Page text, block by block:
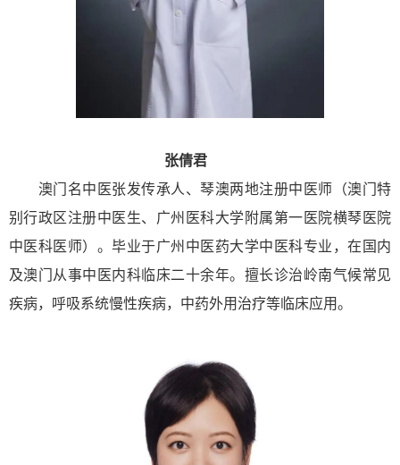
张倩君
澳门名中医张发传承人、琴澳两地注册中医师（澳门特
别行政区注册中医生、广州医科大学附属第一医院横琴医院
中医科医师）。毕业于广州中医药大学中医科专业，在国内
及澳门从事中医内科临床二十余年。擅长诊治岭南气候常见
疾病，呼吸系统慢性疾病，中药外用治疗等临床应用。